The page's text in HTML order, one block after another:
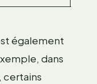
également
dans
certains